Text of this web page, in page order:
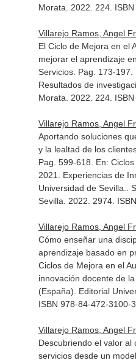
Morata. 2022. 224.
Villarejo Ramos, Angel
El Ciclo de Mejora en el
mejorar el aprendizaje
Servicios. Pag. 173-197.
Resultados de
Morata. 2022. 224.
Villarejo Ramos, Angel
Aportando soluciones
y la lealtad de los
Pag. 599-618. En:
2021. Experiencias de
Universidad de Sevilla.
.
Sevilla. 2022. 2974.
Villarejo Ramos, Angel
Cómo enseñar una
aprendizaje basado en
Ciclos de Mejora en el
innovación docente de
(España). Editorial
ISBN 978-84-472-3100-3
Villarejo Ramos, Angel
Descubriendo el valor al
servicios desde un